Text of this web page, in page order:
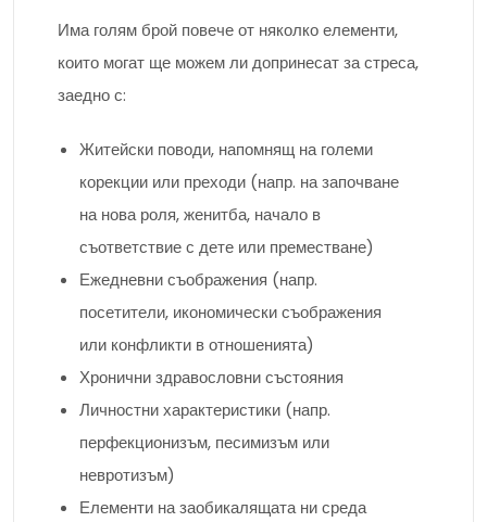
Има голям брой повече от няколко елементи,
които могат ще можем ли допринесат за стреса,
заедно с:
Житейски поводи, напомнящ на големи
корекции или преходи (напр. на започване
на нова роля, женитба, начало в
съответствие с дете или преместване)
Ежедневни съображения (напр.
посетители, икономически съображения
или конфликти в отношенията)
Хронични здравословни състояния
Личностни характеристики (напр.
перфекционизъм, песимизъм или
невротизъм)
Елементи на заобикалящата ни среда